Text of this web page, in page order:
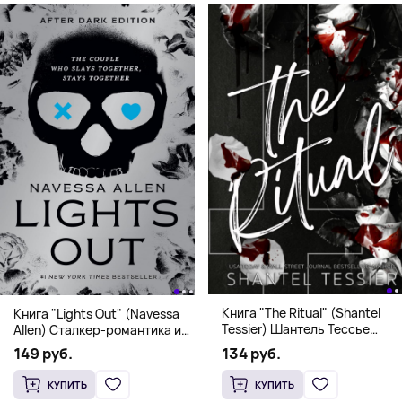
Книга "Lights Out" (Navessa
Allen) Сталкер-романтика и
человек в маске (18+)
149 руб.
КУПИТЬ
Книга "The Ritual" (Shantel
Tessier) Шантель Тессье
Экстремальный дарк-
романс бестселлер (18+)
134 руб.
КУПИТЬ